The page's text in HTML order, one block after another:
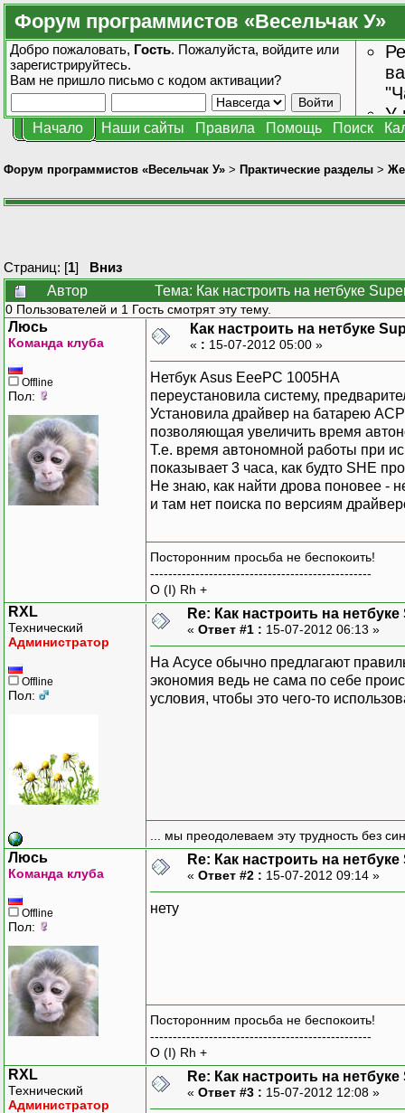
Форум программистов «Весельчак У»
Добро пожаловать, Гость. Пожалуйста, войдите или
зарегистрируйтесь.
Вам не пришло письмо с кодом активации?
У
Начало Наши сайты Правила Помощь Поиск
Форум программистов «Весельчак У» > Практические разделы >
Страниц: [1] Вниз
Автор
Тема: Как настроить на нетбуке
0 Пользователей и 1 Гость смотрят эту тему.
Люсь
Команда клуба
Offline
Пол:
Как настроить на нетбуке
« : 15-07-2012 05:00 »
Нетбук Asus EeePC 1005HA
переустановила систему,
Установила драйвер на батарею
позволяющая увеличить время
Т.е. время автономной работы при
показывает 3 часа, как будто SHE
Не знаю, как найти дрова поновее -
и там нет поиска по версиям
Посторонним просьба не беспокоить!
-------------------------------------------------
O (I) Rh +
RXL
Технический
Администратор
Offline
Пол:
Re: Как настроить на
« Ответ #1 : 15-07-2012 06:13 »
На Асусе обычно предлагают
экономия ведь не сама по себе
условия, чтобы это чего-то
... мы преодолеваем эту трудность без
Люсь
Команда клуба
Offline
Пол:
Re: Как настроить на
« Ответ #2 : 15-07-2012 09:14 »
нету
Посторонним просьба не беспокоить!
-------------------------------------------------
O (I) Rh +
RXL
Технический
Администратор
Re: Как настроить на
« Ответ #3 : 15-07-2012 12:08 »